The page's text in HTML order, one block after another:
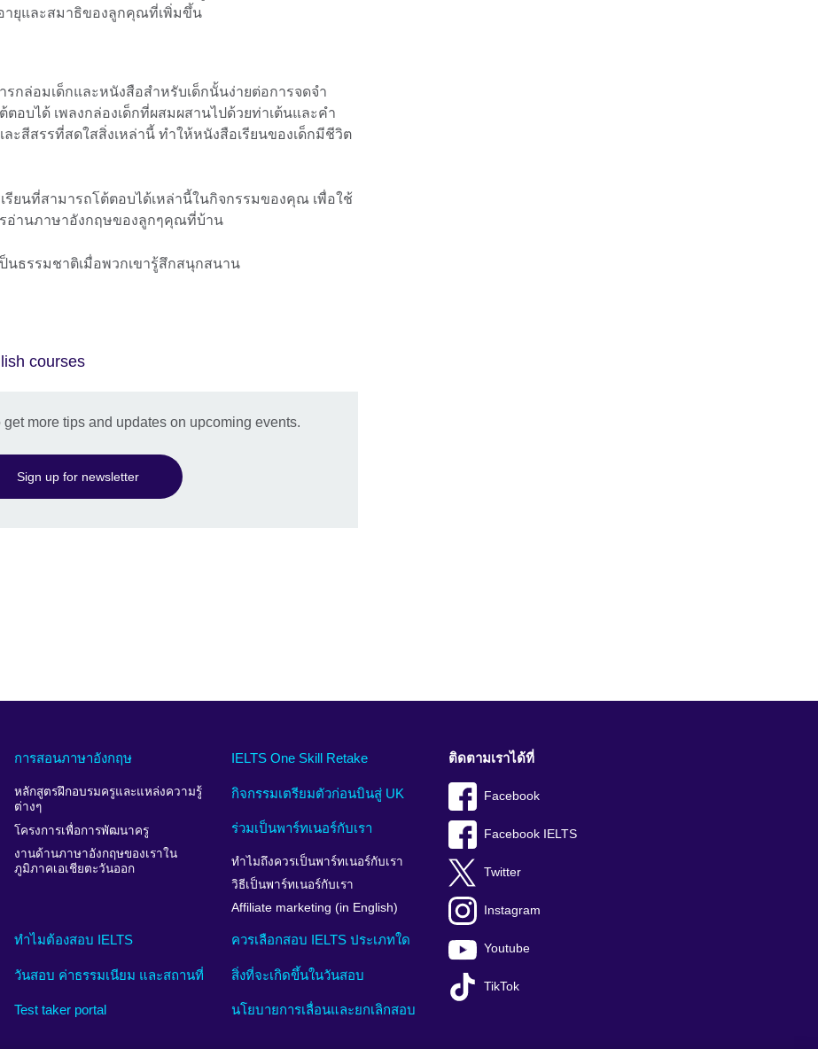
ายุและสมาธิของลูกคุณที่เพิ่มขึ้น
รกล่อมเด็กและหนังสือสำหรับเด็กนั้นง่ายต่อการจดจำ
ตอบได้ เพลงกล่องเด็กที่ผสมผสานไปด้วยท่าเต้นและคำ
สีสรรที่สดใสสิ่งเหล่านี้ ทำให้หนังสือเรียนของเด็กมีชีวิต
ยนที่สามารถโต้ตอบได้เหล่านี้ในกิจกรรมของคุณ เพื่อใช้
อ่านภาษาอังกฤษของลูกๆคุณที่บ้าน
ป็นธรรมชาติเมื่อพวกเขารู้สึกสนุกสนาน
courses
more tips and updates on upcoming events.
Sign up for newsletter
การสอนภาษาอังกฤษ
หลักสูตรฝึกอบรมครูและแหล่งความรู้
ต่างๆ
โครงการเพื่อการพัฒนาครู
งานด้านภาษาอังกฤษของเราใน
ภูมิภาคเอเชียตะวันออก
IELTS One Skill Retake
กิจกรรมเตรียมตัวก่อนบินสู่ UK
ร่วมเป็นพาร์ทเนอร์กับเรา
ทำไมถึงควรเป็นพาร์ทเนอร์กับเรา
วิธีเป็นพาร์ทเนอร์กับเรา
Affiliate marketing (in English)
ทำไมต้องสอบ IELTS ควรเลือกสอบ IELTS ประเภทใด
วันสอบ ค่าธรรมเนียม และสถานที่ สิ่งที่จะเกิดขึ้นในวันสอบ
Test taker portal นโยบายการเลื่อนและยกเลิกสอบ
ติดตามเราได้ที่
Facebook
Facebook IELTS
Twitter
Instagram
Youtube
TikTok